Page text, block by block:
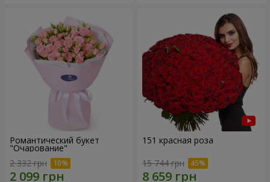
Романтический букет
"Очарование"
2 332 грн
151 красная роза
15 744 грн